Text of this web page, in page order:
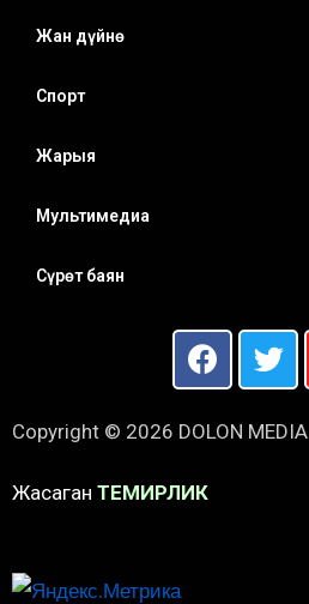
Жан дүйнө
Спорт
Жарыя
Мультимедиа
Сүрөт баян
Copyright © 2026 DOLON MEDIA
Жасаган ТЕМИРЛИК